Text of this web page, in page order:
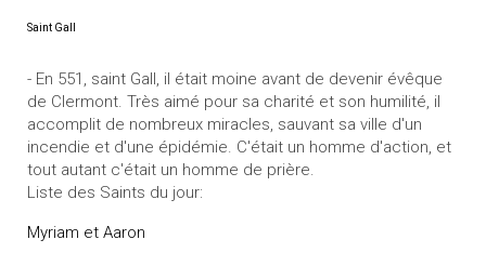
Saint Gall
- En 551, saint Gall, il était moine avant de devenir évêque
de Clermont. Très aimé pour sa charité et son humilité, il
accomplit de nombreux miracles, sauvant sa ville d'un
incendie et d'une épidémie. C'était un homme d'action, et
tout autant c'était un homme de prière.
Liste des Saints du jour:
Myriam et Aaron